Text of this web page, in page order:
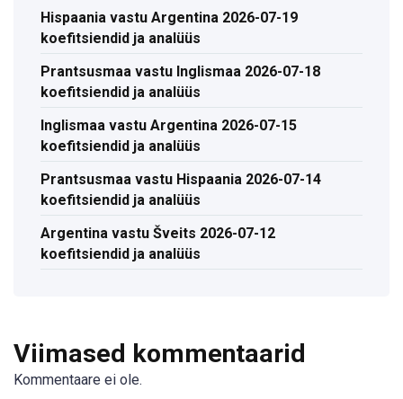
Hispaania vastu Argentina 2026-07-19
koefitsiendid ja analüüs
Prantsusmaa vastu Inglismaa 2026-07-18
koefitsiendid ja analüüs
Inglismaa vastu Argentina 2026-07-15
koefitsiendid ja analüüs
Prantsusmaa vastu Hispaania 2026-07-14
koefitsiendid ja analüüs
Argentina vastu Šveits 2026-07-12
koefitsiendid ja analüüs
Viimased kommentaarid
Kommentaare ei ole.